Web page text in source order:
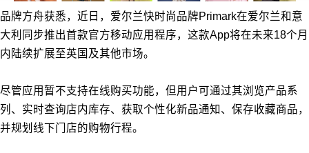
品牌方舟获悉，近日，爱尔兰快时尚品牌Primark在爱尔兰和意
大利同步推出首款官方移动应用程序，这款App将在未来18个月
内陆续扩展至英国及其他市场。
尽管应用暂不支持在线购买功能，但用户可通过其浏览产品系
列、实时查询店内库存、获取个性化新品通知、保存收藏商品，
并规划线下门店的购物行程。